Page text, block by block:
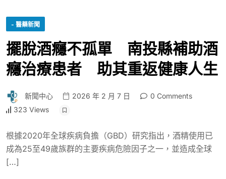
- 醫藥新聞
擺脫酒癮不孤單 南投縣補助酒
癮治療患者 助其重返健康人生
新聞中心 2026 年 2 月 7 日
0 Comments
323 Views
根據2020年全球疾病負擔（GBD）研究指出，酒精使用已
成為25至49歲族群的主要疾病危險因子之一，並造成全球
[…]